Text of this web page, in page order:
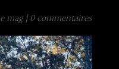
mag|0 commentaires